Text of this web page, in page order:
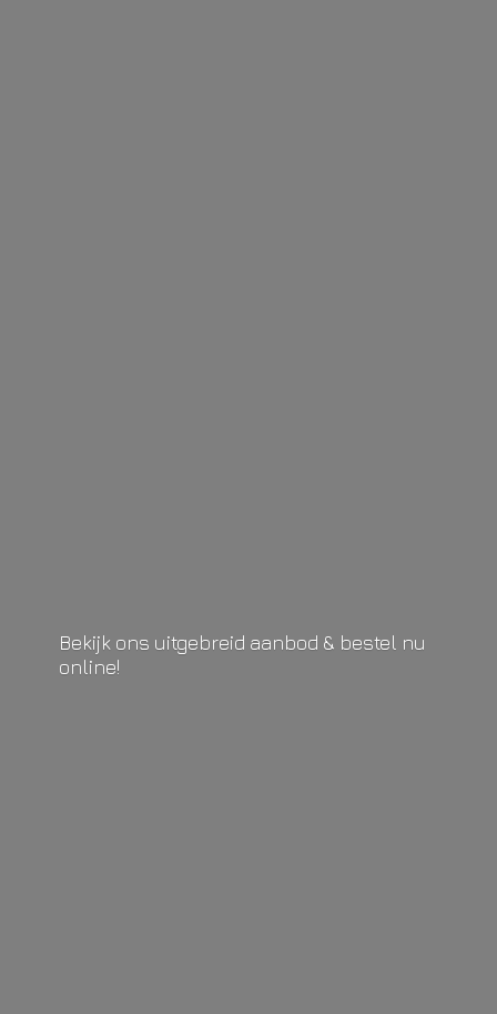
Bekijk ons uitgebreid aanbod & bestel nu
online!